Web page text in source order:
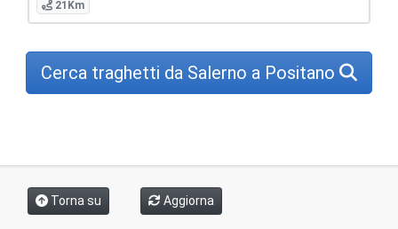
21Km
Cerca traghetti da Salerno a Positano
Torna su Aggiorna